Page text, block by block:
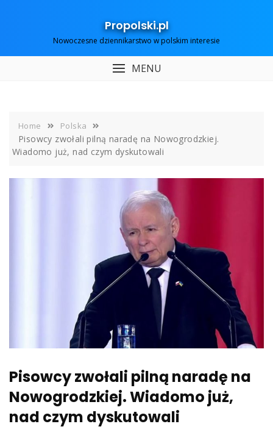
Propolski.pl
Nowoczesne dziennikarstwo w polskim interesie
MENU
Home Polska
Pisowcy zwołali pilną naradę na Nowogrodzkiej.
Wiadomo już, nad czym dyskutowali
Pisowcy zwołali pilną naradę na
Nowogrodzkiej. Wiadomo już,
nad czym dyskutowali